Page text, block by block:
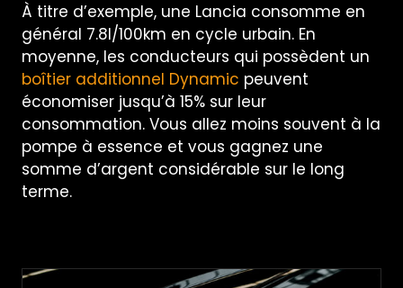
À titre d’exemple, une Lancia consomme en
général 7.8l/100km en cycle urbain. En
moyenne, les conducteurs qui possèdent un
boîtier additionnel Dynamic peuvent
économiser jusqu’à 15% sur leur
consommation. Vous allez moins souvent à la
pompe à essence et vous gagnez une
somme d’argent considérable sur le long
terme.